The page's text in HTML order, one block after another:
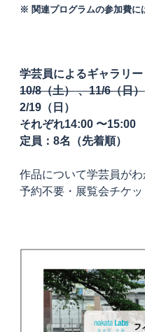
※ 関連プログラムの参加費に
学芸員によるギャラリー
10/8（土）、11/6（日）
2/19（日）
それぞれ14:00 〜15:00
定員：8名（先着順）
作品について学芸員が
予約不要・展覧会チケ